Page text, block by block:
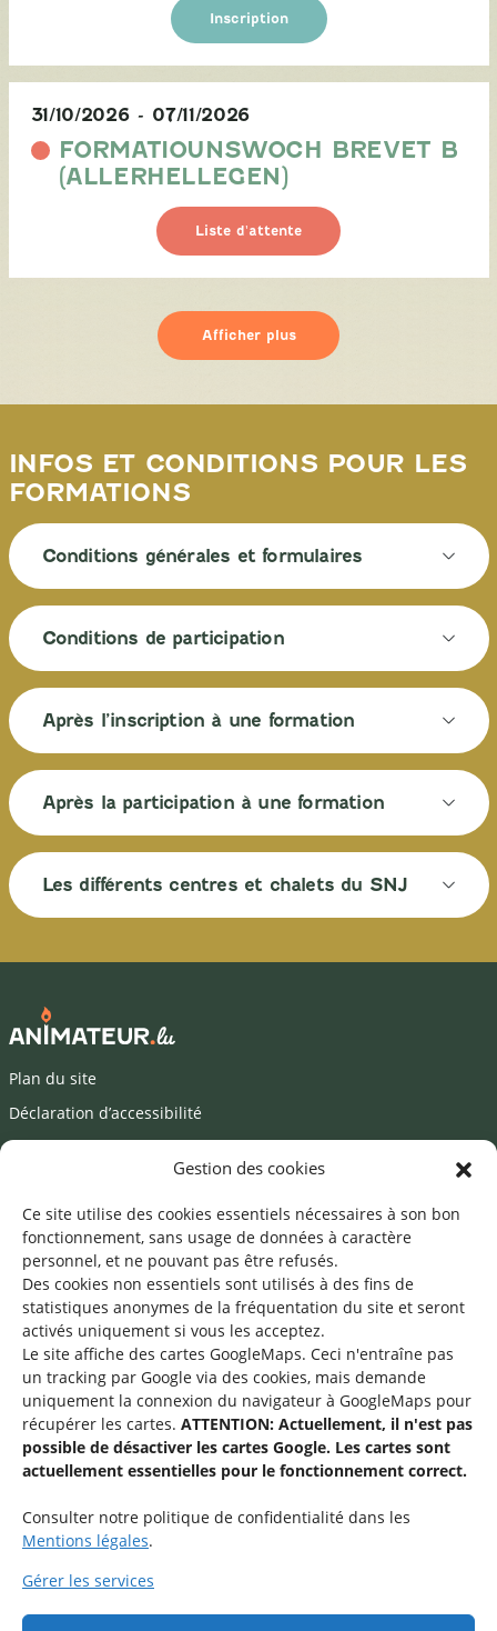
Gestion des cookies
Ce site utilise des cookies essentiels nécessaires à son bon
fonctionnement, sans usage de données à caractère
personnel, et ne pouvant pas être refusés.
Des cookies non essentiels sont utilisés à des fins de
statistiques anonymes de la fréquentation du site et seront
activés uniquement si vous les acceptez.
Le site affiche des cartes GoogleMaps. Ceci n'entraîne pas
un tracking par Google via des cookies, mais demande
uniquement la connexion du navigateur à GoogleMaps pour
récupérer les cartes. ATTENTION: Actuellement, il n'est pas
possible de désactiver les cartes Google. Les cartes sont
actuellement essentielles pour le fonctionnement correct.
Consulter notre politique de confidentialité dans les
Mentions légales.
Gérer les services
Inscription
FORMATIOUNSWOCH BREVET B
(ALLERHELLEGEN)
31/10/2026 - 07/11/2026
Liste d'attente
Afficher plus
INFOS ET CONDITIONS POUR LES
FORMATIONS
Conditions générales et formulaires
Conditions de participation
Après l’inscription à une formation
Après la participation à une formation
Les différents centres et chalets du SNJ
Plan du site
Déclaration d’accessibilité
Mentions légales
Une offre du
Service national de la jeunesse
48-50 rue Charles Martel